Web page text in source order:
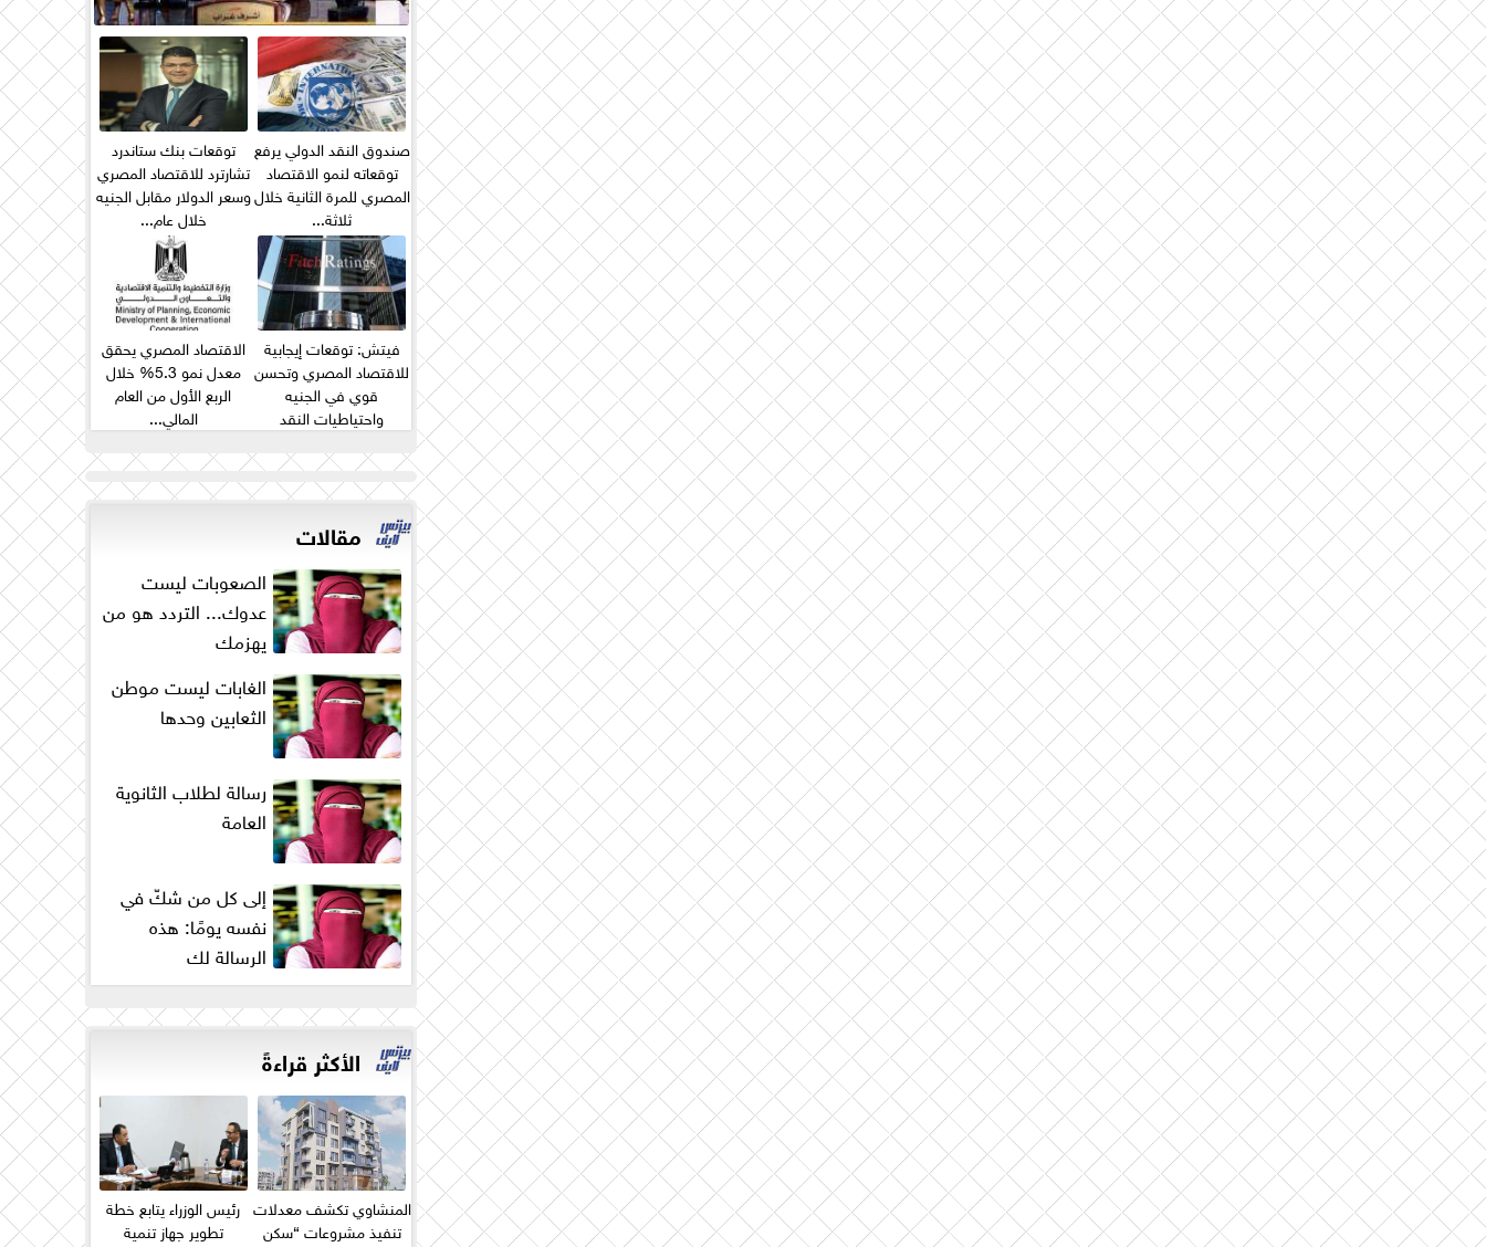
صندوق النقد الدولي يرفع
توقعاته لنمو الاقتصاد
المصري للمرة الثانية خلال
ثلاثة...
توقعات بنك ستاندرد
تشارترد للاقتصاد المصري
وسعر الدولار مقابل الجنيه
خلال عام...
فيتش: توقعات إيجابية
للاقتصاد المصري وتحسن
قوي في الجنيه
واحتياطيات النقد
الأجنبي...
الاقتصاد المصري يحقق
معدل نمو 5.3% خلال
الربع الأول من العام
المالي...
مقالات
الصعوبات ليست
عدوك... التردد هو من
يهزمك
الغابات ليست موطن
الثعابين وحدها
رسالة لطلاب الثانوية
العامة
إلى كل من شكّ في
نفسه يومًا: هذه
الرسالة لك
الأكثر قراءةً
المنشاوي تكشف معدلات
تنفيذ مشروعات “سكن
رئيس الوزراء يتابع خطة
تطوير جهاز تنمية